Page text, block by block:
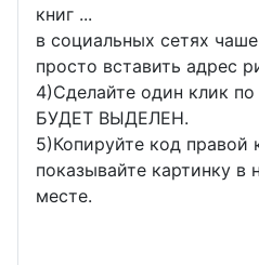
книг ...
в социальных сетях
просто вставить адрес
4)Сделайте один клик
БУДЕТ ВЫДЕЛЕН.
5)Копируйте код
показывайте картинку в
месте.